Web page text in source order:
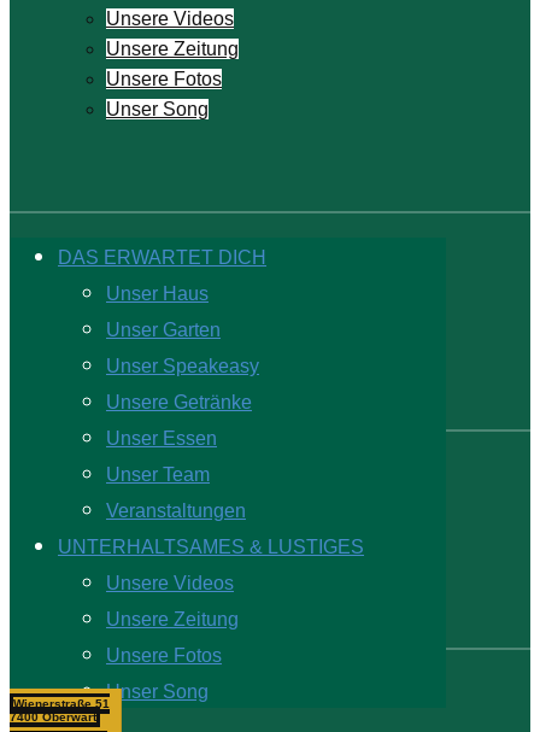
Unsere Videos
Unsere Zeitung
Unsere Fotos
Unser Song
DAS ERWARTET DICH
Unser Haus
Unser Garten
Unser Speakeasy
Unsere Getränke
Unser Essen
Unser Team
Veranstaltungen
UNTERHALTSAMES & LUSTIGES
Unsere Videos
Unsere Zeitung
Unsere Fotos
Unser Song
Wienerstraße 51
7400 Oberwart